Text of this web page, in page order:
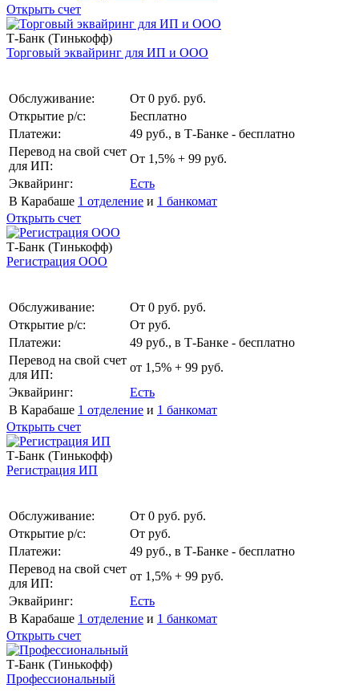
Открыть счет
Т-Банк (Тинькофф)
Торговый эквайринг для ИП и ООО
Обслуживание:
От 0 руб. руб.
Открытие р/с:
Бесплатно
Платежи:
49 руб., в Т‑Банке - бесплатно
Перевод на свой счет
для ИП:
От 1,5% + 99 руб.
Эквайринг:
Есть
В Карабаше 1 отделение и 1 банкомат
Открыть счет
Т-Банк (Тинькофф)
Регистрация ООО
Обслуживание:
От 0 руб. руб.
Открытие р/с:
От руб.
Платежи:
49 руб., в Т‑Банке - бесплатно
Перевод на свой счет
для ИП:
от 1,5% + 99 руб.
Эквайринг:
Есть
В Карабаше 1 отделение и 1 банкомат
Открыть счет
Т-Банк (Тинькофф)
Регистрация ИП
Обслуживание:
От 0 руб. руб.
Открытие р/с:
От руб.
Платежи:
49 руб., в Т‑Банке - бесплатно
Перевод на свой счет
для ИП:
от 1,5% + 99 руб.
Эквайринг:
Есть
В Карабаше 1 отделение и 1 банкомат
Открыть счет
Т-Банк (Тинькофф)
Профессиональный